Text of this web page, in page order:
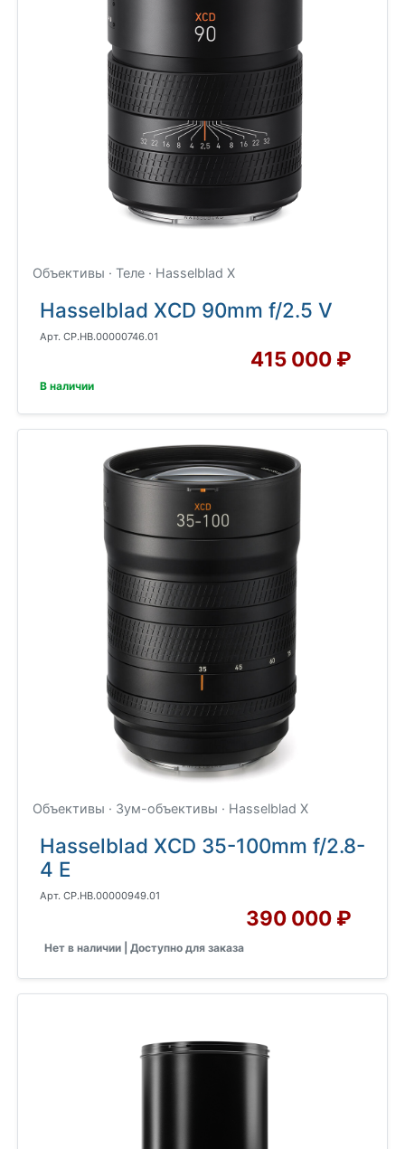
Объективы · Теле · Hasselblad X
Hasselblad XCD 90mm f/2.5 V
Арт. CP.HB.00000746.01
415 000 ₽
В наличии
Объективы · Зум-объективы · Hasselblad X
Hasselblad XCD 35-100mm f/2.8-
4 E
Арт. CP.HB.00000949.01
390 000 ₽
Нет в наличии | Доступно для заказа